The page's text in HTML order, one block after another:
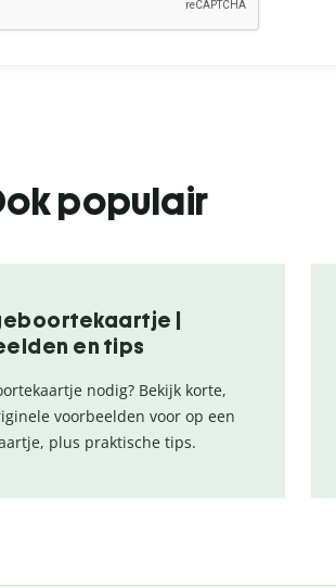
populair
|
en tips
nodig? Bekijk korte,
voorbeelden voor op een
plus praktische tips.